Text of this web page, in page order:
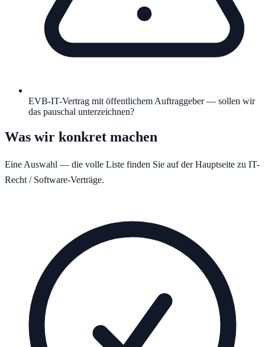
EVB-IT-Vertrag mit öffentlichem Auftraggeber — sollen wir
das pauschal unterzeichnen?
Was wir konkret machen
Eine Auswahl — die volle Liste finden Sie auf der Hauptseite zu IT-
Recht / Software-Verträge.